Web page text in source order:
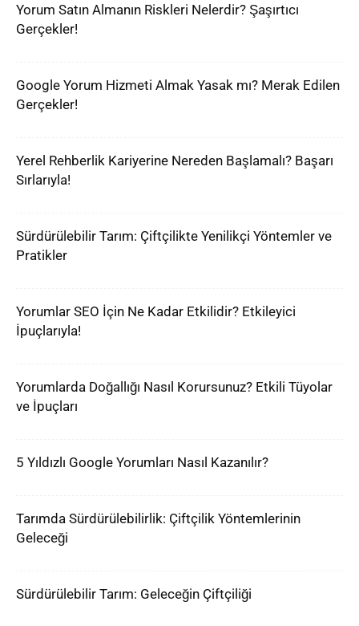
Yorum Satın Almanın Riskleri Nelerdir? Şaşırtıcı
Gerçekler!
Google Yorum Hizmeti Almak Yasak mı? Merak Edilen
Gerçekler!
Yerel Rehberlik Kariyerine Nereden Başlamalı? Başarı
Sırlarıyla!
Sürdürülebilir Tarım: Çiftçilikte Yenilikçi Yöntemler ve
Pratikler
Yorumlar SEO İçin Ne Kadar Etkilidir? Etkileyici
İpuçlarıyla!
Yorumlarda Doğallığı Nasıl Korursunuz? Etkili Tüyolar
ve İpuçları
5 Yıldızlı Google Yorumları Nasıl Kazanılır?
Tarımda Sürdürülebilirlik: Çiftçilik Yöntemlerinin
Geleceği
Sürdürülebilir Tarım: Geleceğin Çiftçiliği